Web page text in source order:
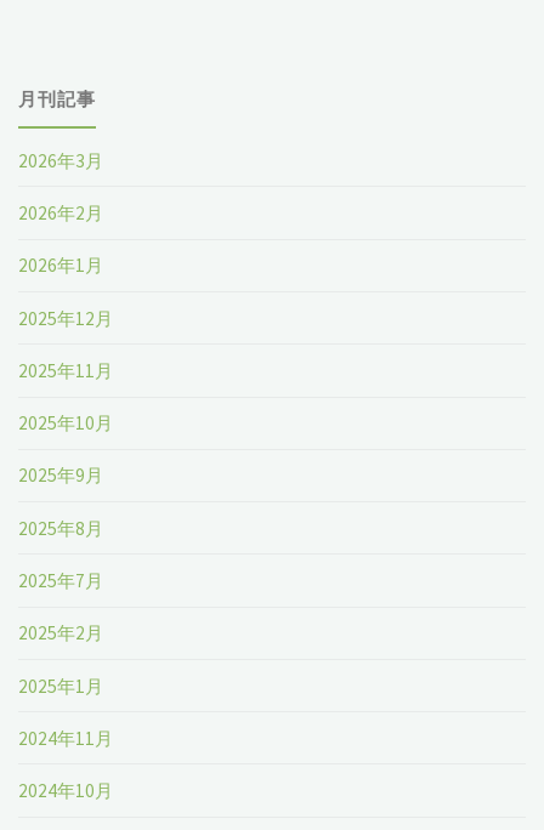
月刊記事
2026年3月
2026年2月
2026年1月
2025年12月
2025年11月
2025年10月
2025年9月
2025年8月
2025年7月
2025年2月
2025年1月
2024年11月
2024年10月